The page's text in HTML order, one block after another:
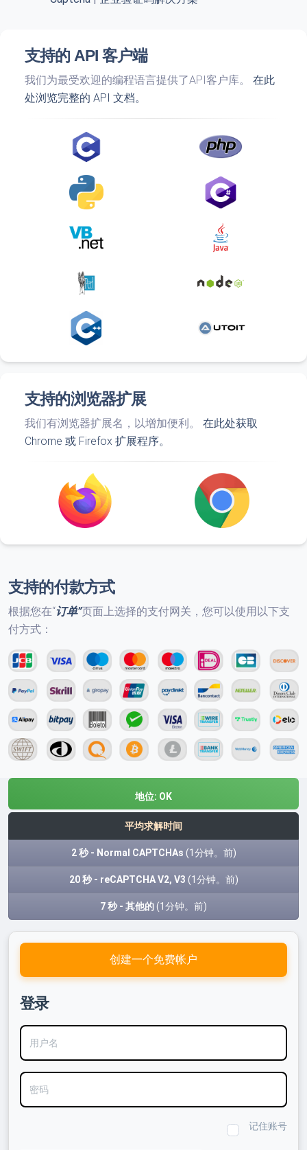
支持的 API 客户端
我们为最受欢迎的编程语言提供了API客户库。 在此
处浏览完整的 API 文档。
支持的浏览器扩展
我们有浏览器扩展名，以增加便利。 在此处获取
Chrome 或 Firefox 扩展程序。
支持的付款方式
根据您在“订单”页面上选择的支付网关，您可以使用以下支
付方式：
地位: OK
平均求解时间
2 秒 - Normal CAPTCHAs (1分钟。前)
20 秒 - reCAPTCHA V2, V3 (1分钟。前)
7 秒 - 其他的(1分钟。前)
创建一个免费帐户
登录
用户名
密码
记住账号